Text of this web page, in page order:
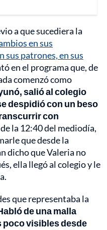
a que sucediera la
en sus
sus patrones, en sus
en el programa que, de
comenzó como
salió al colegio
despidió con un beso
con
la 12:40 del mediodía,
que desde la
dicho que Valeria no
ella llegó al colegio y le
que representaba la
de una malla
visibles desde